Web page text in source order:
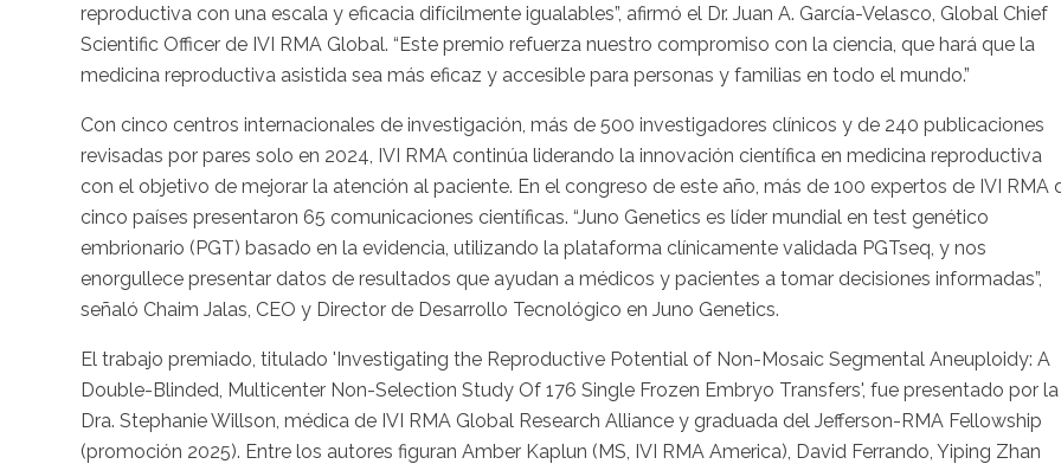
reproductiva con una escala y eficacia difícilmente igualables”, afirmó el Dr. Juan A. García-Velasco, Global Chief
Scientific Officer de IVI RMA Global. “Este premio refuerza nuestro compromiso con la ciencia, que hará que la
medicina reproductiva asistida sea más eficaz y accesible para personas y familias en todo el mundo.”
Con cinco centros internacionales de investigación, más de 500 investigadores clínicos y de 240 publicaciones
revisadas por pares solo en 2024, IVI RMA continúa liderando la innovación científica en medicina reproductiva
con el objetivo de mejorar la atención al paciente. En el congreso de este año, más de 100 expertos de IVI RMA
cinco países presentaron 65 comunicaciones científicas. “Juno Genetics es líder mundial en test genético
embrionario (PGT) basado en la evidencia, utilizando la plataforma clínicamente validada PGTseq, y nos
enorgullece presentar datos de resultados que ayudan a médicos y pacientes a tomar decisiones informadas”,
señaló Chaim Jalas, CEO y Director de Desarrollo Tecnológico en Juno Genetics.
El trabajo premiado, titulado 'Investigating the Reproductive Potential of Non-Mosaic Segmental Aneuploidy: A
Double-Blinded, Multicenter Non-Selection Study Of 176 Single Frozen Embryo Transfers', fue presentado por la
Dra. Stephanie Willson, médica de IVI RMA Global Research Alliance y graduada del Jefferson-RMA Fellowship
(promoción 2025). Entre los autores figuran Amber Kaplun (MS, IVI RMA America), David Ferrando, Yiping Zhan